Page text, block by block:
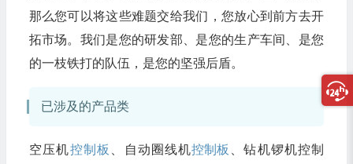
那么您可以将这些难题交给我们，您放心到前方去开
拓市场。我们是您的研发部、是您的生产车间、是您
的一枝铁打的队伍，是您的坚强后盾。
已涉及的产品类
空压机控制板 、自动圈线机控制板
、钻机锣机控制